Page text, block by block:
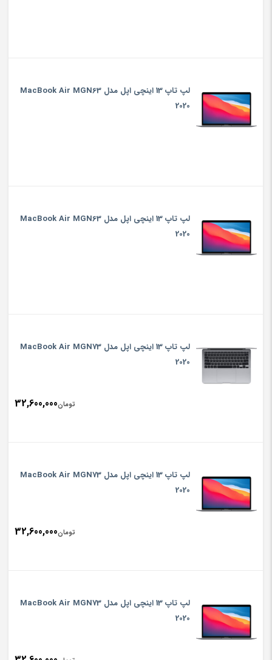
لپ تاپ 13 اینچی اپل مدل MacBook Air MGN63
2020
لپ تاپ 13 اینچی اپل مدل MacBook Air MGN63
2020
لپ تاپ 13 اینچی اپل مدل MacBook Air MGN73
2020
تومان32,600,000
لپ تاپ 13 اینچی اپل مدل MacBook Air MGN73
2020
تومان32,600,000
لپ تاپ 13 اینچی اپل مدل MacBook Air MGN73
2020